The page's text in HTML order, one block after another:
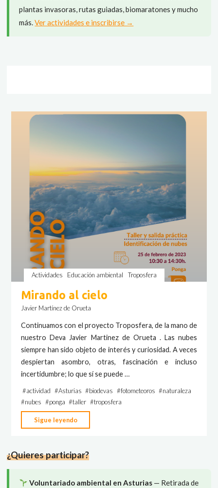
plantas invasoras, rutas guiadas, biomaratones y mucho
más.Ver actividades e inscribirse →
Actividades Educación ambiental Troposfera
Mirando al cielo
Javier Martínez de Orueta
Continuamos con el proyecto Troposfera, de la mano de
nuestro Deva Javier Martinez de Orueta . Las nubes
siempre han sido objeto de interés y curiosidad. A veces
despiertan asombro, otras, fascinación e incluso
incertidumbre; lo que sí se puede …
#actividad #Asturias #biodevas #fotometeoros #naturaleza
#nubes #ponga #taller #troposfera
Sigue leyendo
al
¿Quieres participar?
Voluntariado ambiental en Asturias— Retirada de